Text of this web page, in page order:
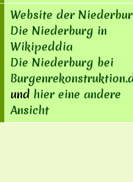
Website der
Die Niederburg in
Wikipeddia
Die Niederburg bei
und hier eine andere
Ansicht